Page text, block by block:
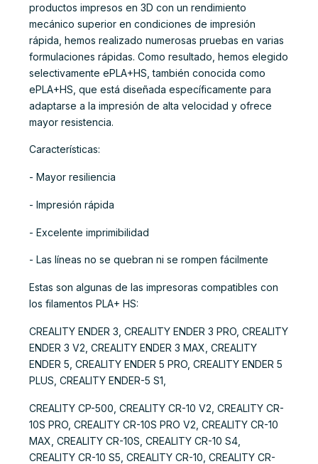
productos impresos en 3D con un rendimiento
mecánico superior en condiciones de impresión
rápida, hemos realizado numerosas pruebas en varias
formulaciones rápidas. Como resultado, hemos elegido
selectivamente ePLA+HS, también conocida como
ePLA+HS, que está diseñada específicamente para
adaptarse a la impresión de alta velocidad y ofrece
mayor resistencia.
Características:
- Mayor resiliencia
- Impresión rápida
- Excelente imprimibilidad
- Las líneas no se quebran ni se rompen fácilmente
Estas son algunas de las impresoras compatibles con
los filamentos PLA+ HS:
CREALITY ENDER 3, CREALITY ENDER 3 PRO, CREALITY
ENDER 3 V2, CREALITY ENDER 3 MAX, CREALITY
ENDER 5, CREALITY ENDER 5 PRO, CREALITY ENDER 5
PLUS, CREALITY ENDER-5 S1,
CREALITY CP-500, CREALITY CR-10 V2, CREALITY CR-
10S PRO, CREALITY CR-10S PRO V2, CREALITY CR-10
MAX, CREALITY CR-10S, CREALITY CR-10 S4,
CREALITY CR-10 S5, CREALITY CR-10, CREALITY CR-